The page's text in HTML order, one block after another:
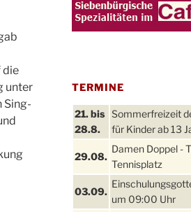
die
unter
Sing-
TERMINE
21. bis
28.8.
Sommerfreizeit
für Kinder ab 13
29.08.
Damen Doppel -
Tennisplatz
03.09.
um 09:00 Uhr